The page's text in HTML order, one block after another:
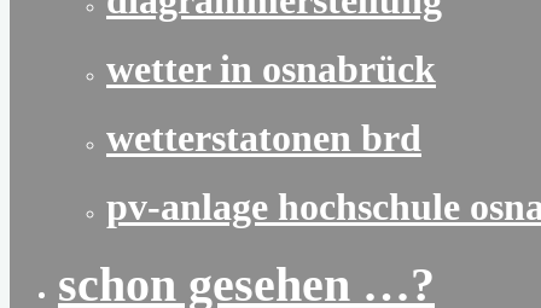
wetter in osnabrück
wetterstatonen brd
pv-anlage hochschule
schon gesehen …?